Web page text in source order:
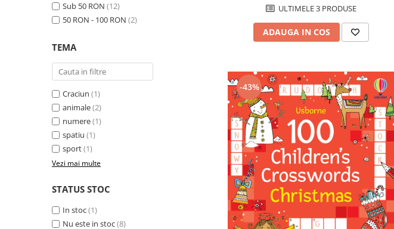
Vietuitoare marine, mari, oceane
Sub 50 RON (12)
50 RON - 100 RON (2)
TEMA
Craciun (1)
animale(2)
numere(1)
spatiu (1)
sport(1)
Vezi mai multe
STATUS STOC
In stoc(1)
Nu este in stoc(8)
ULTIMELE 3 PRODUSE
ADAUGA IN COS
-43%